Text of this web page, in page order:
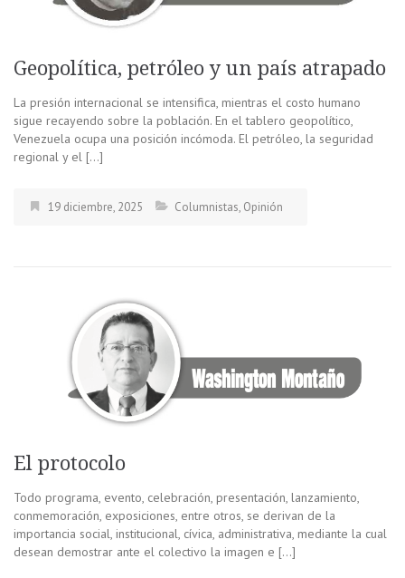
Geopolítica, petróleo y un país atrapado
La presión internacional se intensifica, mientras el costo humano
sigue recayendo sobre la población. En el tablero geopolítico,
Venezuela ocupa una posición incómoda. El petróleo, la seguridad
regional y el […]
19 diciembre, 2025 Columnistas, Opinión
El protocolo
Todo programa, evento, celebración, presentación, lanzamiento,
conmemoración, exposiciones, entre otros, se derivan de la
importancia social, institucional, cívica, administrativa, mediante la cual
desean demostrar ante el colectivo la imagen e […]